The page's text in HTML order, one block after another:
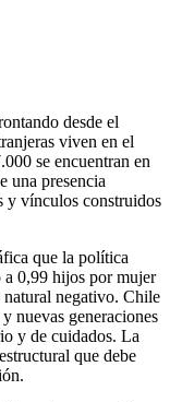
desde el
viven en el
se encuentran en
una presencia
y vínculos construidos
que la política
0,99 hijos por mujer
negativo. Chile
nuevas generaciones
y de cuidados. La
que debe